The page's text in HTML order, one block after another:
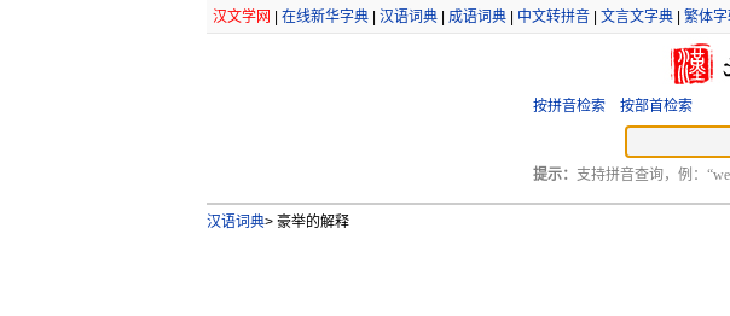
汉文学网 在线新华字典| 汉语词典| 成语词典| 中文转拼音| 文言文字典| 繁体
按拼音检索 按部首检索
提示： 支持拼音查询，例：
汉语词典>豪举的解释